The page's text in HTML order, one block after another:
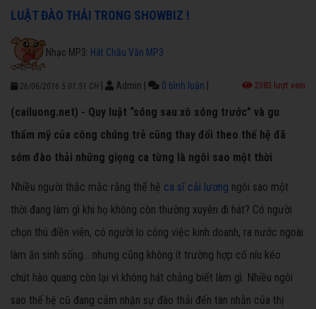
LUẬT ĐÀO THẢI TRONG SHOWBIZ !
Nhạc MP3: Hát Chầu Văn MP3
26/06/2016 5:01:51 CH Admin 0 bình luận 2383 lượt xem
(cailuong.net) - Quy luật “sóng sau xô sóng trước” và gu
thẩm mỹ của công chúng trẻ cũng thay đổi theo thế hệ đã
sớm đào thải những giọng ca từng là ngôi sao một thời
Nhiều người thắc mắc rằng thế hệ ca sĩ cải lương ngôi sao một
thời đang làm gì khi họ không còn thường xuyên đi hát? Có người
chọn thú điền viên, có người lo công việc kinh doanh, ra nước ngoài
làm ăn sinh sống… nhưng cũng không ít trường hợp cố níu kéo
chút hào quang còn lại vì không hát chẳng biết làm gì. Nhiều ngôi
sao thế hệ cũ đang cảm nhận sự đào thải đến tàn nhẫn của thị